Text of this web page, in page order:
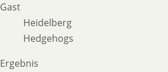
Gast
Heidelberg
Hedgehogs
Ergebnis